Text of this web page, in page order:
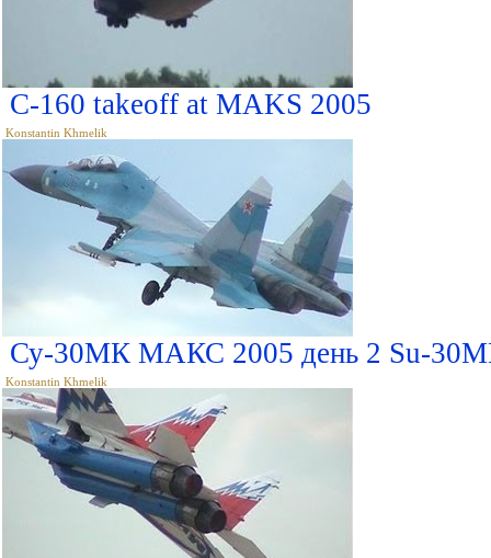
С-160 takeoff at MAKS 2005
Konstantin Khmelik
Су-30МК МАКС 2005 день 2 Su-
Konstantin Khmelik